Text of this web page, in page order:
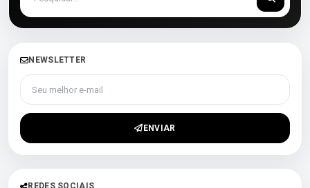
NEWSLETTER
Seu melhor e-mail
ENVIAR
REDES SOCIAIS